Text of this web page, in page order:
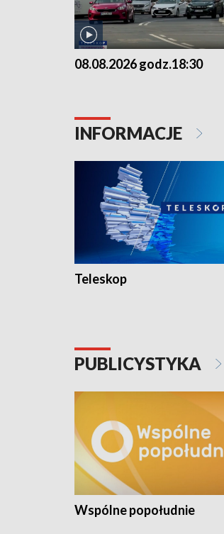
08.08.2026 godz.18:30
INFORMACJE
Teleskop
PUBLICYSTYKA
Wspólne popołudnie